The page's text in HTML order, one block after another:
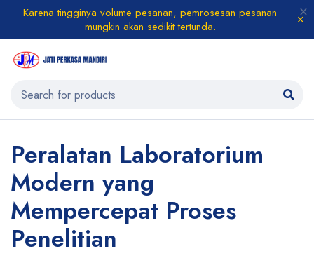
Karena tingginya volume pesanan, pemrosesan pesanan
mungkin akan sedikit tertunda.
Peralatan Laboratorium
Modern yang
Mempercepat Proses
Penelitian